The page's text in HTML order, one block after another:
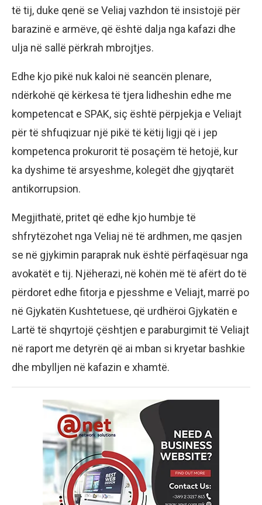
të tij, duke qenë se Veliaj vazhdon të insistojë për
barazinë e armëve, që është dalja nga kafazi dhe
ulja në sallë përkrah mbrojtjes.
Edhe kjo pikë nuk kaloi në seancën plenare,
ndërkohë që kërkesa të tjera lidheshin edhe me
kompetencat e SPAK, siç është përpjekja e Veliajt
për të shfuqizuar një pikë të këtij ligji që i jep
kompetenca prokurorit të posaçëm të hetojë, kur
ka dyshime të arsyeshme, kolegët dhe gjyqtarët
antikorrupsion.
Megjithatë, pritet që edhe kjo humbje të
shfrytëzohet nga Veliaj në të ardhmen, me qasjen
se në gjykimin paraprak nuk është përfaqësuar nga
avokatët e tij. Njëherazi, në kohën më të afërt do të
përdoret edhe fitorja e pjesshme e Veliajt, marrë po
në Gjykatën Kushtetuese, që urdhëroi Gjykatën e
Lartë të shqyrtojë çështjen e paraburgimit të Veliajt
në raport me detyrën që ai mban si kryetar bashkie
dhe mbylljen në kafazin e xhamtë.